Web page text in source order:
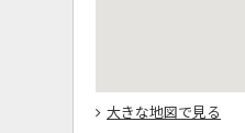
大きな地図で見る